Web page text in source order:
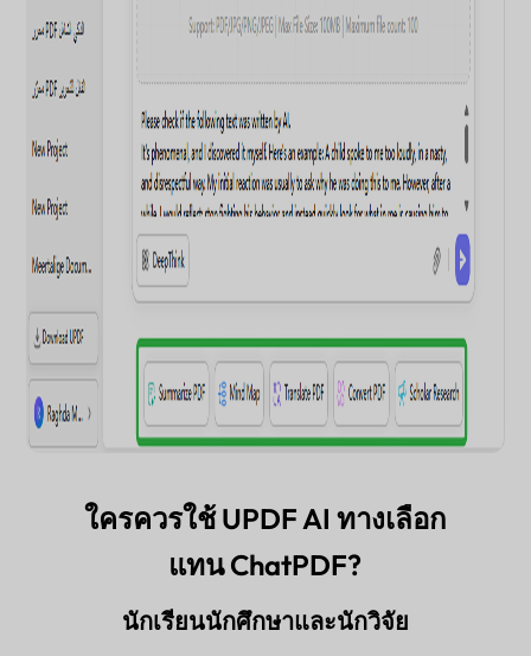
ใครควรใช้ UPDF AI ทางเลือก
แทน ChatPDF?
นักเรียนนักศึกษาและนักวิจัย